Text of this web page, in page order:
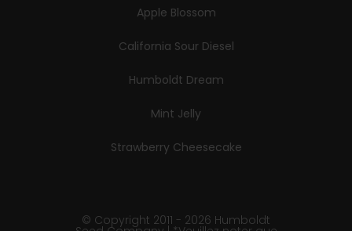
Apple Blossom
California Sour Diesel
Humboldt Dream
Mint Jelly
Strawberry Cheesecake
© Copyright 2011 - 2026 Humboldt